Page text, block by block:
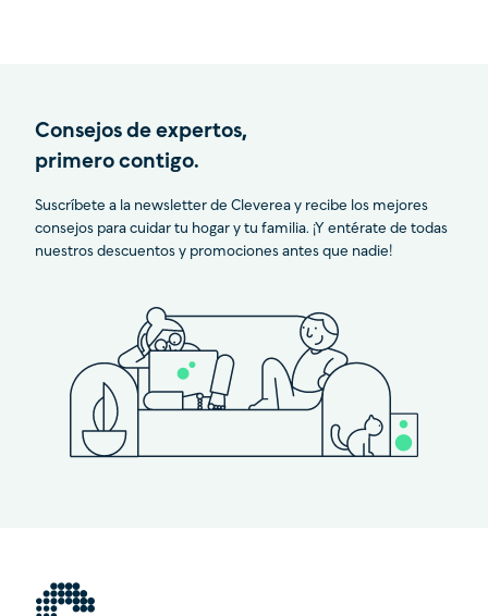
Consejos de expertos,
primero contigo.
Suscríbete a la newsletter de Cleverea y recibe los mejores
consejos para cuidar tu hogar y tu familia. ¡Y entérate de todas
nuestros descuentos y promociones antes que nadie!